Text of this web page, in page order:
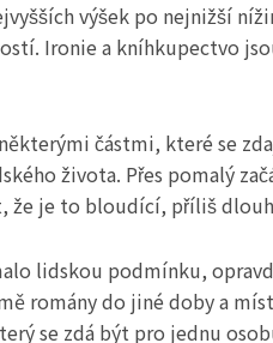
výšek po nejnižší
Ironie a kníhkupectvo
částmi, které se
života. Přes pomalý
že je to bloudící, příliš
lidskou podmínku,
romány do jiné doby a
se zdá být pro jednu